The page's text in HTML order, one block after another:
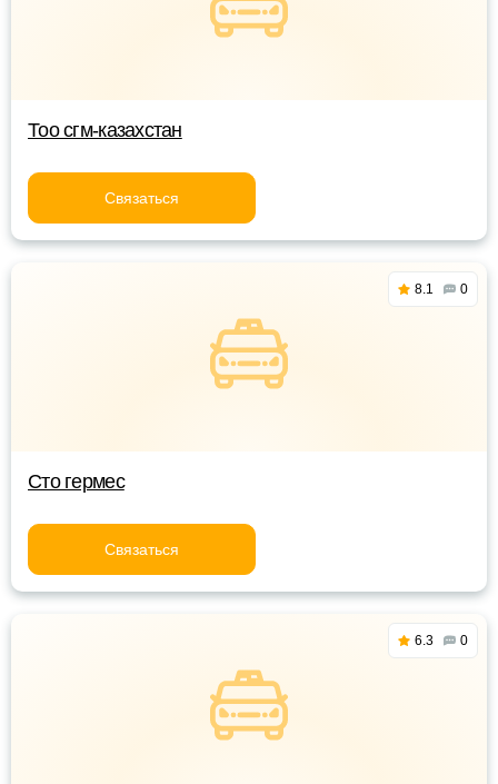
Тоо сгм-казахстан
Связаться
8.1 0
Сто гермес
Связаться
6.3 0